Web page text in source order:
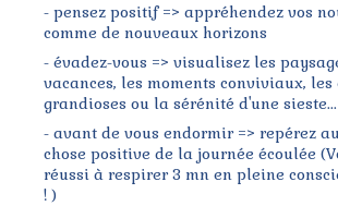
- pensez positif => appréhendez vos
comme de nouveaux horizons
- évadez-vous => visualisez les
vacances, les moments conviviaux, les
grandioses ou la sérénité d'une sieste...
- avant de vous endormir => repérez
chose positive de la journée écoulée
réussi à respirer 3 mn en pleine
! )